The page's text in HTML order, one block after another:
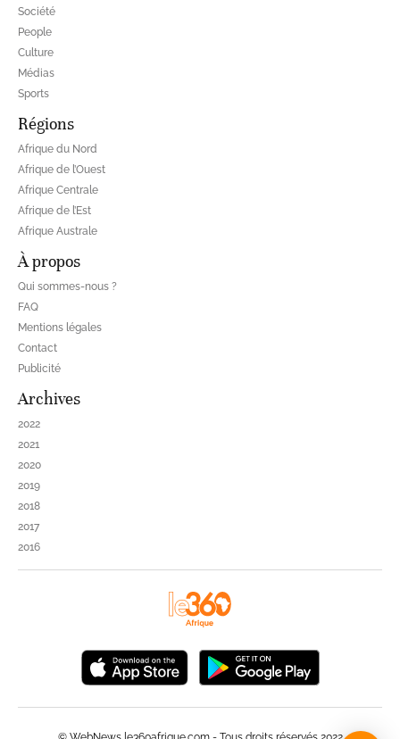
Société
People
Culture
Médias
Sports
Régions
Afrique du Nord
Afrique de l’Ouest
Afrique Centrale
Afrique de l’Est
Afrique Australe
À propos
Qui sommes-nous ?
FAQ
Mentions légales
Contact
Publicité
Archives
2022
2021
2020
2019
2018
2017
2016